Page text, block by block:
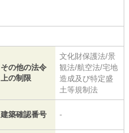
その他の法令
上の制限
文化財保護法/景
観法/航空法/宅地
造成及び特定盛
土等規制法
建築確認番号 -